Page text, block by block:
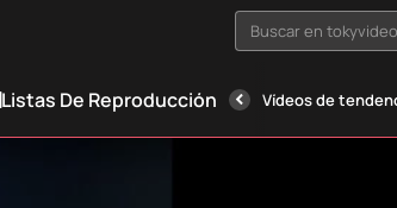
Buscar en
Listas De Reproducción Vídeos de